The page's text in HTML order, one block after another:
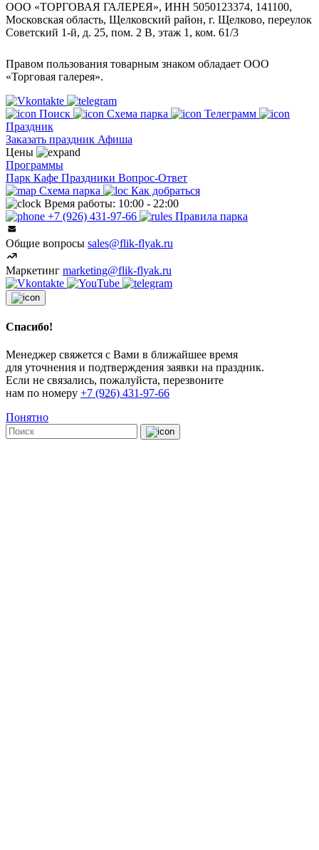
ООО «ТОРГОВАЯ ГАЛЕРЕЯ», ИНН 5050123374, 141100,
Московская область, Щелковский район, г. Щелково, переулок
Советский 1-й, д. 25, пом. 2 В, этаж 1, ком. 61/3
Правом пользования товарным знаком обладает ООО
«Торговая галерея».
Поиск Схема парка
Телеграмм
Праздник
Заказать праздник Афиша
Цены
Программы
Парк Кафе Праздники Вопрос-Ответ
Схема парка
Как добраться
Время работы: 10:00 - 22:00
+7 (926) 431-97-66
Правила парка
Общие вопросы sales@flik-flyak.ru
Маркетинг marketing@flik-flyak.ru
Спасибо!
Менеджер свяжется с Вами в ближайшее время
для уточнения и подтверждения заявки на праздник.
Если не связались, пожалуйста, перезвоните
нам по номеру +7 (926) 431-97-66
Понятно